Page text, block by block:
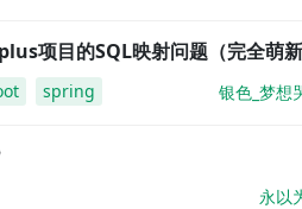
项目的SQL映射问题（完全萌
spring 银色_梦想
永以